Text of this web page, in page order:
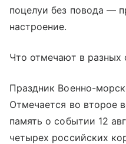
поцелуи без повода —
настроение.
Что отмечают в разных
Праздник Военно-
Отмечается во второе
память о событии 12
четырех российских